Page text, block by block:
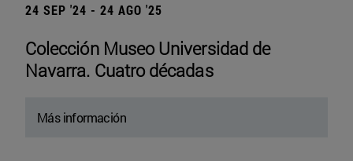
24 SEP '24 - 24 AGO '25
Colección Museo Universidad de
Navarra. Cuatro décadas
Más información